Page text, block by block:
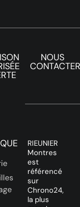
NOUS
CONTACTER
RIEUNIER
Montres
est
référencé
sur
Chrono24,
la plus